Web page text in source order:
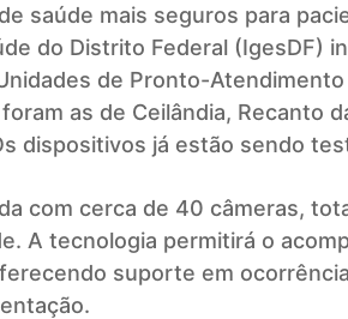
saúde mais seguros para
do Distrito Federal (IgesDF)
de Pronto-Atendimento
as de Ceilândia, Recanto
dispositivos já estão sendo
com cerca de 40 câmeras,
A tecnologia permitirá o
suporte em